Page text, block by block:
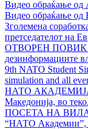
Видео обраќањe од
Видео обраќање од
Зголемена
претседателот на
ОТВОРЕН ПОВИК
дезинформациите
9th NATO Student
simulation and all
НАТО
Македонија, во
ПОСЕТА НА
“НАТО Академии”,